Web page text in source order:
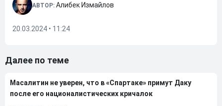
АВТОР: Алибек Измайлов
20.03.2024 • 11:24
Далее по теме
Масалитин не уверен, что в «Спартаке» примут Даку
после его националистических кричалок